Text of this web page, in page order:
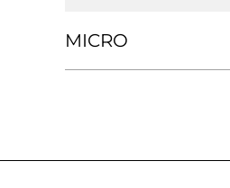
MICRO